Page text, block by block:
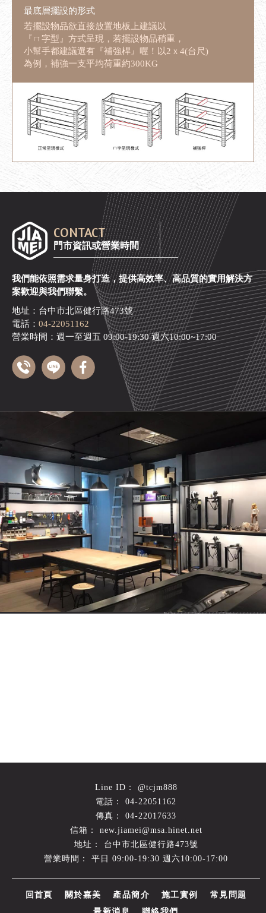
最底層擺設的形式
若擺設物品欲直接放置地板上建議以
『ㄇ字型』方式呈現，若擺設物品稍重，
小幫手都建議選有『補強桿』喔！以2ｘ4(台尺)
為例，補強一支平均荷重約300KG
CONTACT
門市資訊或營業時間
我們能依照需求量身打造，提供高效率、高品質的實用解決方
案歡迎與我們聯繫。
地址：台中市北區健行路473號
電話： 04-22051162
營業時間：週一至週五 09:00-19:30 週六10:00~17:00
@tcjm888
04-22051162
04-22017633
new.jiamei@msa.hinet.net
台中市北區健行路473號
平日 09:00-19:30 週六10:00-17:00
回首頁 關於嘉美 產品簡介 施工實例
常見問題